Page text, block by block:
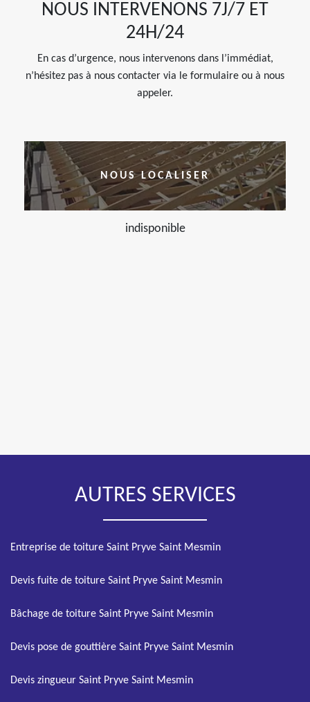
NOUS INTERVENONS 7J/7 ET
24H/24
En cas d’urgence, nous intervenons dans l’immédiat,
n’hésitez pas à nous contacter via le formulaire ou à nous
appeler.
NOUS LOCALISER
indisponible
AUTRES SERVICES
Entreprise de toiture Saint Pryve Saint Mesmin
Devis fuite de toiture Saint Pryve Saint Mesmin
Bâchage de toiture Saint Pryve Saint Mesmin
Devis pose de gouttière Saint Pryve Saint Mesmin
Devis zingueur Saint Pryve Saint Mesmin